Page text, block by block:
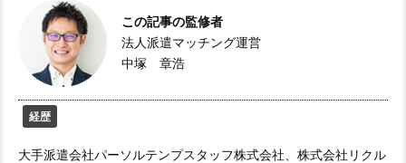
この記事の監修者
法人派遣マッチング運営
中塚 章浩
経歴
大手派遣会社パーソルテンプスタッフ株式会社、株式会社リクル